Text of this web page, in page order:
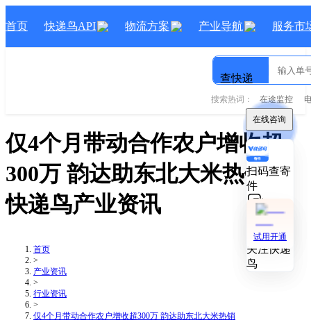
在线咨询
扫码查寄
件
技术对接
关注快递
鸟
试用开通
首页 快递鸟API 物流方案 产业导航 服务市
查快递
搜索热词： 在途监控
仅4个月带动合作农户增收超
300万 韵达助东北大米热销-
快递鸟产业资讯
首页
>
产业资讯
>
行业资讯
>
仅4个月带动合作农户增收超300万 韵达助东北大米热销
在线咨询
扫码查寄
件
技术对接
关注快递
鸟
试用开通